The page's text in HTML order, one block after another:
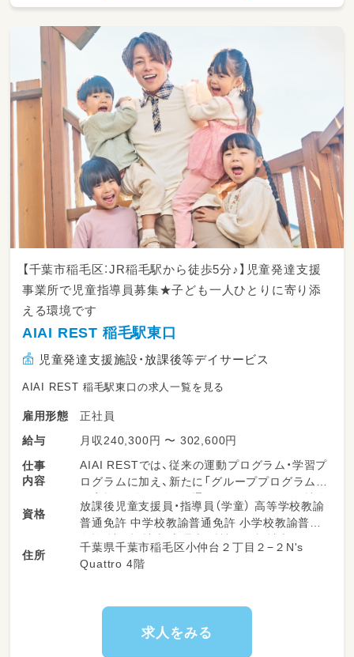
就業場所の変更の範囲：会社の定める事業所
【千葉市稲毛区：JR稲毛駅から徒歩5分♪】児童発達支援
事業所で児童指導員募集★子ども一人ひとりに寄り添
える環境です
AIAI REST 稲毛駅東口
児童発達支援施設・放課後等デイサービス
AIAI REST 稲毛駅東口の求人一覧を見る
雇用形態
正社員
給与
月収240,300円 〜 302,600円
仕事
内容
AIAI RESTでは、従来の運動プログラム・学習プ
ログラムに加え、新たに「グループプログラム」
を実施し、集団活動を通じて、子どもたちの社会
性・協調性・就学準備などの力を育む支援を行っ
ていただきます。
3時間5分制の長時間プログラムを提供してお
り、子どもたち一人ひとりの成長を丁寧にサポ
休息支援（レスパイト）にもつながる、やりがい
のあるお仕事です。
資格
放課後児童支援員・指導員（学童） 高等学校教諭
普通免許 中学校教諭普通免許 小学校教諭普通
免許 社会福祉士 心理士 精神保健福祉士
住所
千葉県千葉市稲毛区小仲台２丁目２−２N's
Quattro 4階
求人をみる